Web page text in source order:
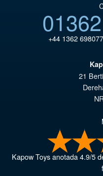
+44 1362 698077
21
Kapow Toysanotada4.9/5